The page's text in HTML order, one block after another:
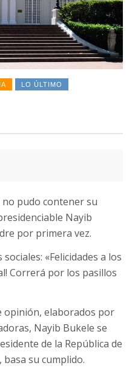
LO ÚLTIMO
pudo contener su
Nayib
por primera vez.
«Felicidades a los
Correrá por los pasillos
opinión, elaborados por
Nayib Bukele se
de la República de
basa su cumplido.